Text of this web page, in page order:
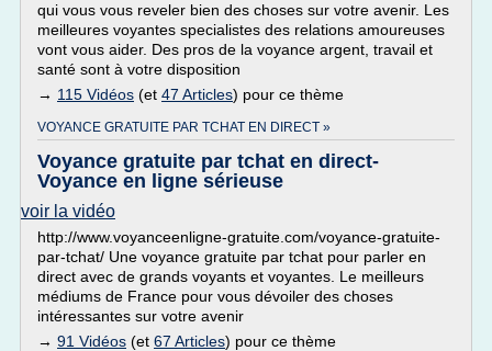
qui vous vous reveler bien des choses sur votre avenir. Les
meilleures voyantes specialistes des relations amoureuses
vont vous aider. Des pros de la voyance argent, travail et
santé sont à votre disposition
→ 115 Vidéos (et 47 Articles) pour ce thème
VOYANCE GRATUITE PAR TCHAT EN DIRECT »
Voyance gratuite par tchat en direct-
Voyance en ligne sérieuse
voir la vidéo
http://www.voyanceenligne-gratuite.com/voyance-gratuite-
par-tchat/ Une voyance gratuite par tchat pour parler en
direct avec de grands voyants et voyantes. Le meilleurs
médiums de France pour vous dévoiler des choses
intéressantes sur votre avenir
→ 91 Vidéos (et 67 Articles) pour ce thème